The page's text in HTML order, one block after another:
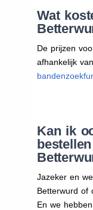
Wat
De prijzen
afhankelijk
Kan ik
Jazeker en
Betterwurd of
En we